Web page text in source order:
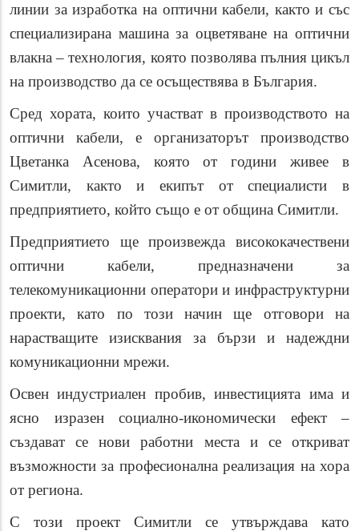
линии за изработка на оптични кабели, както и със
специализирана машина за оцветяване на оптични
влакна – технология, която позволява пълния цикъл
на производство да се осъществява в България.
Сред хората, които участват в производството на
оптични кабели, е организаторът производство
Цветанка Асенова, която от години живее в
Симитли, както и екипът от специалистив
предприятието, който също е от община Симитли.
Предприятието ще произвежда висококачествени
оптични кабели, предназначени за
телекомуникационни оператори и инфраструктурни
проекти, като по този начин ще отговори на
нарастващите изисквания за бързи и надеждни
комуникационни мрежи.
Освен индустриален пробив, инвестицията има и
ясно изразен социално-икономически ефект –
създават се нови работни места и се откриват
възможности за професионална реализация на хора
от региона.
С този проект Симитли се утвърждава като